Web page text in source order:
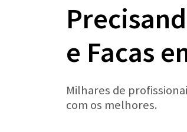
e Facas
Milhares de
com os melhores.